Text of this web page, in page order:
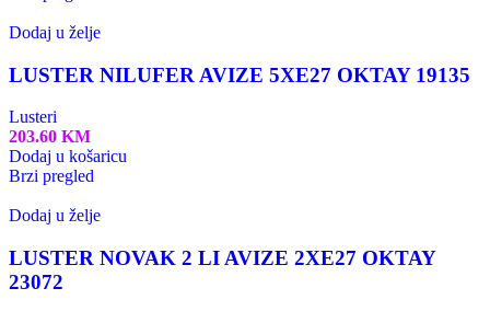
Dodaj u želje
LUSTER NILUFER AVIZE 5XE27 OKTAY 19135
Lusteri
203.60 KM
Dodaj u košaricu
Brzi pregled
Dodaj u želje
LUSTER NOVAK 2 LI AVIZE 2XE27 OKTAY
23072